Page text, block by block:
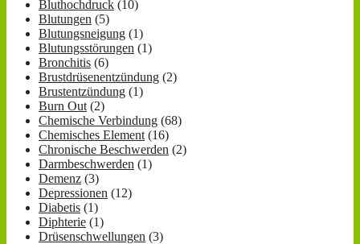
Bluthochdruck (10)
Blutungen (5)
Blutungsneigung (1)
Blutungsstörungen (1)
Bronchitis (6)
Brustdrüsenentzündung (2)
Brustentzündung (1)
Burn Out (2)
Chemische Verbindung (68)
Chemisches Element (16)
Chronische Beschwerden (2)
Darmbeschwerden (1)
Demenz (3)
Depressionen (12)
Diabetis (1)
Diphterie (1)
Drüsenschwellungen (3)